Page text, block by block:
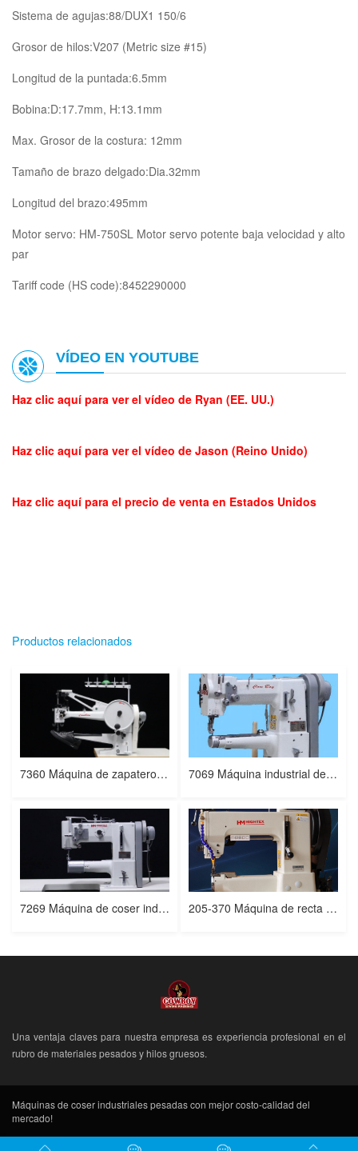
Sistema de agujas:88/DUX1 150/6
Grosor de hilos:V207 (Metric size #15)
Longitud de la puntada:6.5mm
Bobina:D:17.7mm, H:13.1mm
Max. Grosor de la costura: 12mm
Tamaño de brazo delgado:Dia.32mm
Longitud del brazo:495mm
Motor servo: HM-750SL Motor servo potente baja velocidad y alto
par
Tariff code (HS code):8452290000
VÍDEO EN YOUTUBE
Haz clic aquí para ver el vídeo de Ryan (EE. UU.)
Haz clic aquí para ver el vídeo de Jason (Reino Unido)
Haz clic aquí para el precio de venta en Estados Unidos
Productos relacionados
7360 Máquina de zapatero de brazo estrecho con bobina grande para materiales gruesos 7069 Máquina industrial de brazo cilíndrico angosto y triple arrastre
7269 Máquina de coser industrial triple transporte de cañón 205-370 Máquina de recta brazo cilíndrico de triple arrastre para trabajo muy pesado
Una ventaja claves para nuestra empresa es experiencia profesional en el
rubro de materiales pesados y hilos gruesos.
Máquinas de coser industriales pesadas con mejor costo-calidad del
mercado!